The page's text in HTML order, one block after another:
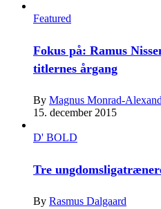
Featured
Fokus på: Ramus
titlernes årgang
By Magnus Monrad-
15. december 2015
D' BOLD
Tre
By Rasmus Dalgaard